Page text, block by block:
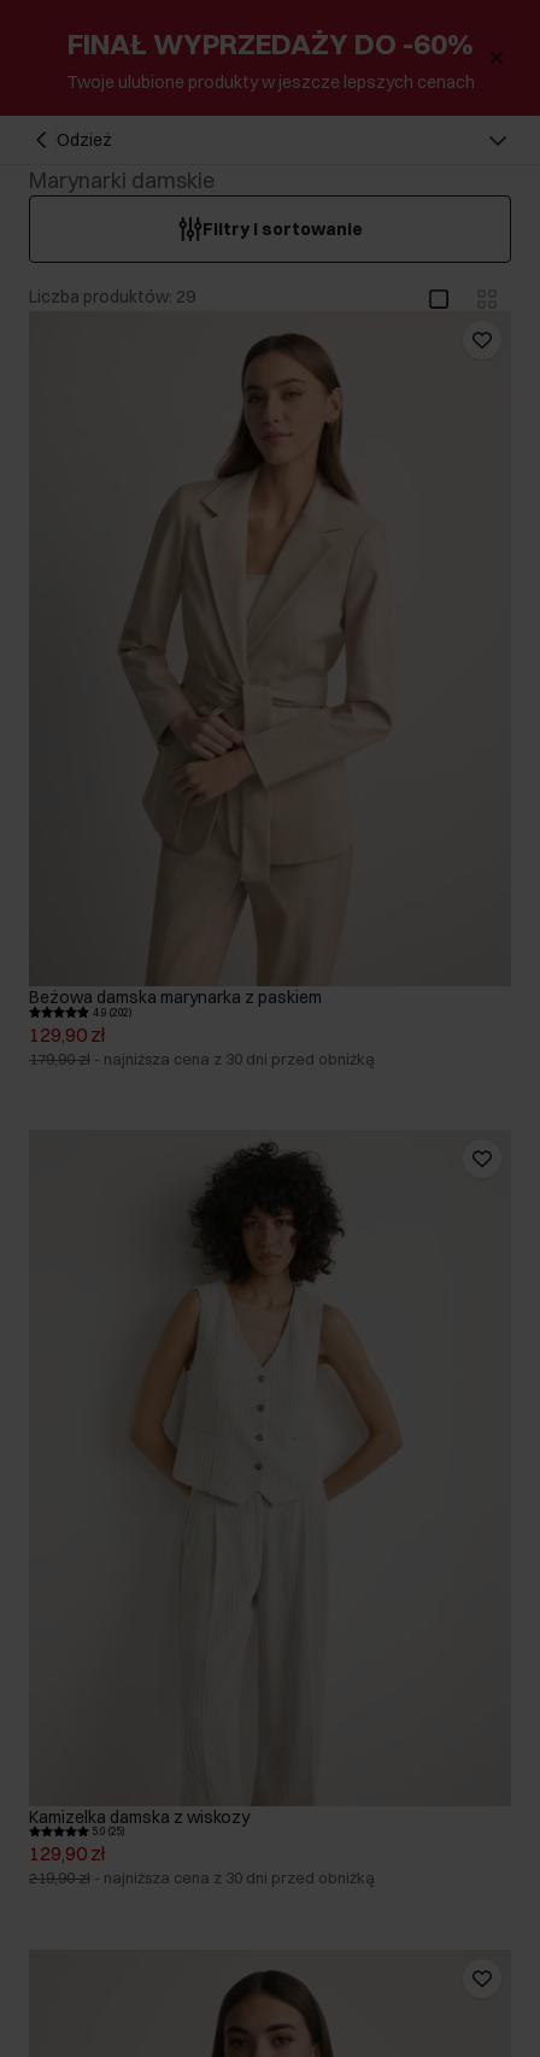
FINAŁ WYPRZEDAŻY DO -60%
Twoje ulubione produkty w jeszcze lepszych cenach
Odzież
Marynarki damskie
Filtry i sortowanie
Liczba produktów: 29
Beżowa damska marynarka z paskiem
4.9 (202)
129,90 zł
179,90 zł - najniższa cena z 30 dni przed obniżką
Kamizelka damska z wiskozy
5.0 (25)
129,90 zł
219,90 zł - najniższa cena z 30 dni przed obniżką